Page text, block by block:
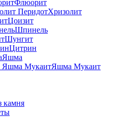
Флюорит
Хризолит
Цоизит
Шпинель
Шунгит
Цитрин
Яшма
Яшма Мукаит
камня